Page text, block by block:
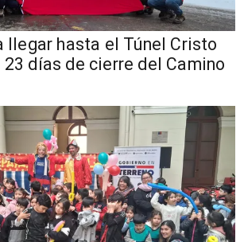
llegar hasta el Túnel Cristo
23 días de cierre del Camino